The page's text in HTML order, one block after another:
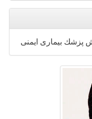
پزشك بیماری ایمنی